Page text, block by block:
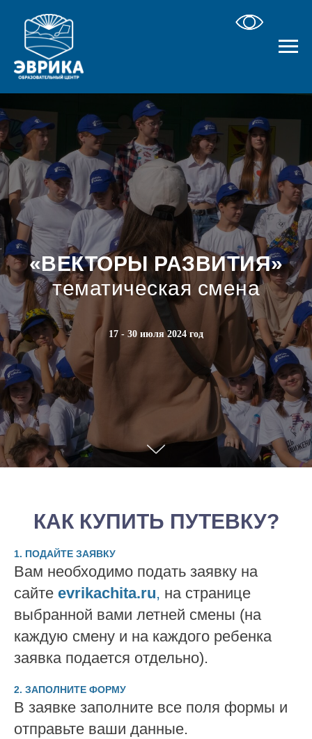
«ВЕКТОРЫ РАЗВИТИЯ»
тематическая смена
17 - 30 июля 2024 год
КАК КУПИТЬ ПУТЕВКУ?
1. ПОДАЙТЕ ЗАЯВКУ
Вам необходимо подать заявку на
сайте evrikachita.ru, на странице
выбранной вами летней смены (на
каждую смену и на каждого ребенка
заявка подается отдельно).
2. ЗАПОЛНИТЕ ФОРМУ
В заявке заполните все поля формы и
отправьте ваши данные.